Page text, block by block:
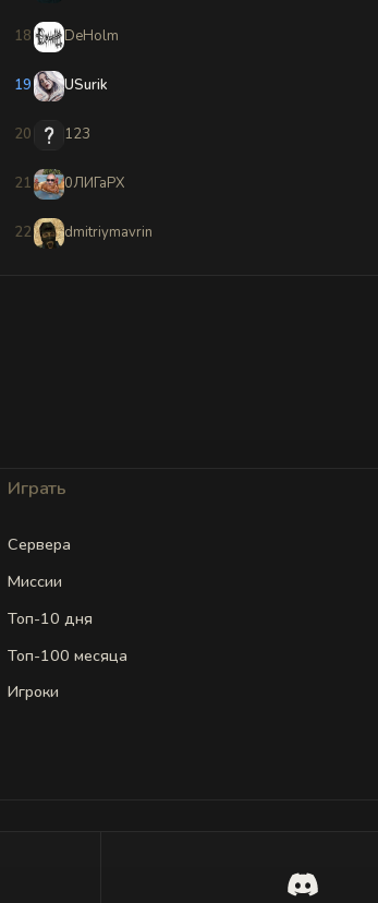
18 DeHolm
19 USurik
20 123
21 0ЛИГаРХ
22 dmitriymavrin
Играть
Сервера
Миссии
Топ-10 дня
Топ-100 месяца
Игроки